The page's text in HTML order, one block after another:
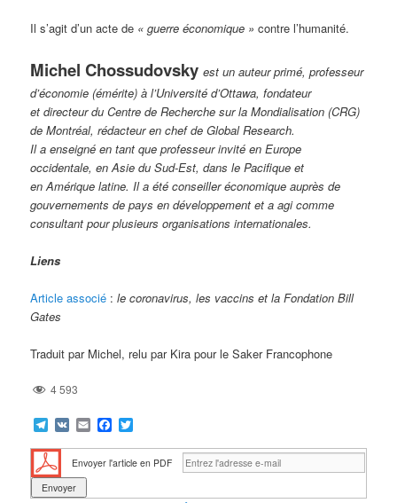
Il s’agit d’un acte de « guerre économique » contre l’humanité.
Michel Chossudovskyest un auteur primé, professeur
d’économie (émérite) à l’Université d’Ottawa, fondateur
etdirecteur du Centre de Recherche sur la Mondialisation (CRG)
de Montréal, rédacteur en chef de Global Research.
Il a enseigné en tant que professeur invité en Europe
occidentale, en Asie du Sud-Est, dans le Pacifique et
enAmérique latine. Il a été conseiller économique auprès de
gouvernements de pays en développement et a agicomme
consultant pour plusieurs organisations internationales.
Liens
Article associé :le coronavirus, les vaccins et la Fondation Bill
Gates
Traduit par Michel, relu par Kira pour le Saker Francophone
4 593
Telegram
VK EmailFacebook
Envoyer l'article en PDF